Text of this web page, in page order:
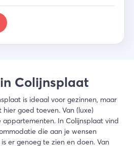
Colijnsplaat
is ideaal voor gezinnen, maar
goed toeven. Van (luxe)
appartementen. In Colijnsplaat vind
die aan je wensen
er genoeg te zien en doen. Van